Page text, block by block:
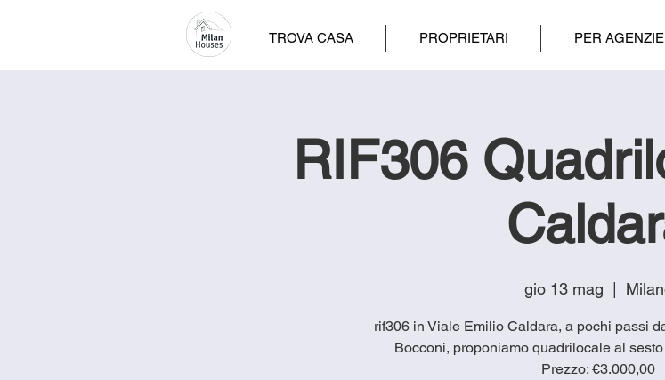
TROVA CASA PROPRIETARI PER AGENZIE
RIF306
gio 13 mag
  |
rif306 in Viale Emilio Caldara, a pochi passi
Bocconi, proponiamo quadrilocale al
Prezzo: €3.000,00